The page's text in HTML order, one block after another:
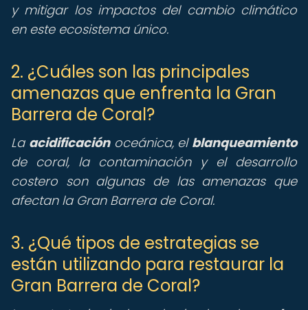
y mitigar los impactos del cambio climático
en este ecosistema único.
2. ¿Cuáles son las principales
amenazas que enfrenta la Gran
Barrera de Coral?
La acidificaciónoceánica, el blanqueamiento
de coral, la contaminación y el desarrollo
costero son algunas de las amenazas que
afectan la Gran Barrera de Coral.
3. ¿Qué tipos de estrategias se
están utilizando para restaurar la
Gran Barrera de Coral?